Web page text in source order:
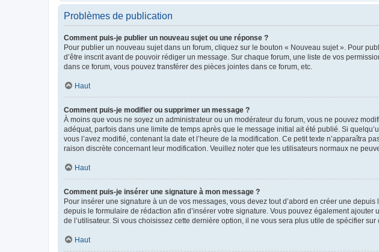
Problèmes de publication
Comment puis-je publier un nouveau sujet ou une réponse ?
Pour publier un nouveau sujet dans un forum, cliquez sur le bouton « Nouveau sujet ». Pour
d’être inscrit avant de pouvoir rédiger un message. Sur chaque forum, une liste de vos
dans ce forum, vous pouvez transférer des pièces jointes dans ce forum, etc.
Haut
Comment puis-je modifier ou supprimer un message ?
À moins que vous ne soyez un administrateur ou un modérateur du forum, vous ne pouvez
adéquat, parfois dans une limite de temps après que le message initial ait été publié. Si
vous l’avez modifié, contenant la date et l’heure de la modification. Ce petit texte n’apparaîtra
raison discrète concernant leur modification. Veuillez noter que les utilisateurs normaux ne
Haut
Comment puis-je insérer une signature à mon message ?
Pour insérer une signature à un de vos messages, vous devez tout d’abord en créer une
depuis le formulaire de rédaction afin d’insérer votre signature. Vous pouvez également
de l’utilisateur. Si vous choisissez cette dernière option, il ne vous sera plus utile de spécifier
Haut